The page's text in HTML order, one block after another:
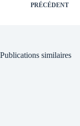
PRÉCÉDENT
Publications similaires